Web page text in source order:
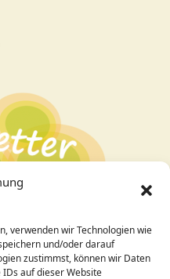
verwenden wir Technologien wie
und/oder darauf
zustimmst, können wir Daten
auf dieser Website
hier zum